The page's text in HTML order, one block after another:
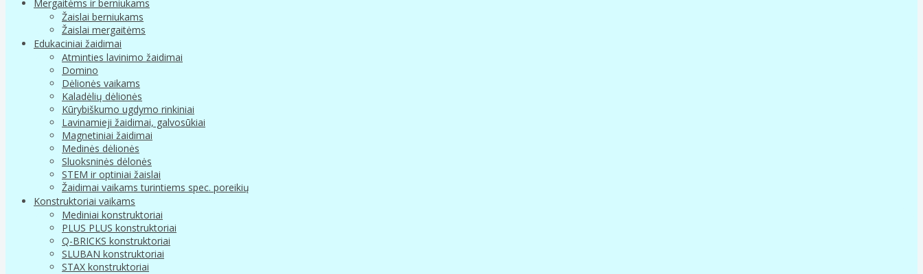
Mergaitėms ir berniukams
Žaislai berniukams
Žaislai mergaitėms
Edukaciniai žaidimai
Atminties lavinimo žaidimai
Domino
Dėlionės vaikams
Kaladėlių dėlionės
Kūrybiškumo ugdymo rinkiniai
Lavinamieji žaidimai, galvosūkiai
Magnetiniai žaidimai
Medinės dėlionės
Sluoksninės dėlonės
STEM ir optiniai žaislai
Žaidimai vaikams turintiems spec. poreikių
Konstruktoriai vaikams
Mediniai konstruktoriai
PLUS PLUS konstruktoriai
Q-BRICKS konstruktoriai
SLUBAN konstruktoriai
STAX konstruktoriai